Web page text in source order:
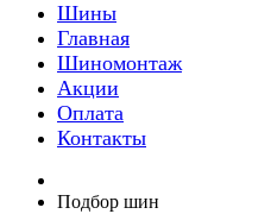
Шины
Главная
Шиномонтаж
Акции
Оплата
Контакты
Подбор шин